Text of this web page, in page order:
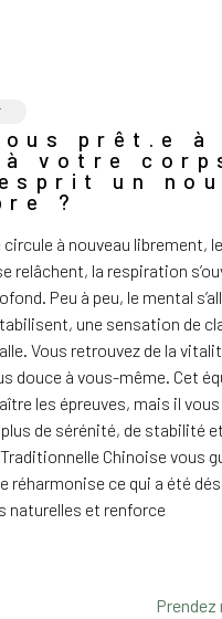
prêt.e à
votre
un
?
circule à nouveau librement,
relâchent, la respiration
Peu à peu, le mental
une sensation de
Vous retrouvez de la
douce à vous-même. Cet
les épreuves, mais il
de sérénité, de stabilité
Chinoise vous
réharmonise ce qui a été
naturelles et renforce